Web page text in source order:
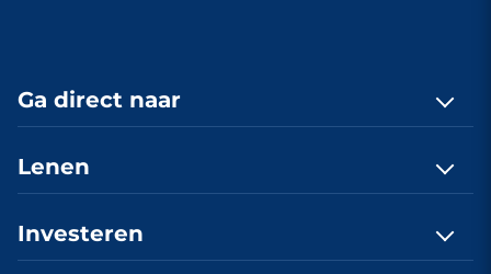
Ga direct naar
Contact
Quickscan
Onlangs gefinancierd
Investeringsprofiel
Lenen
Lenen, hoe werkt dat?
E-book lenen aanvragen
Investeren